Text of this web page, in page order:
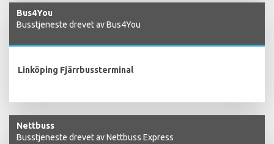
Bus4You
Busstjeneste drevet av Bus4You
Linköping Fjärrbussterminal
Nettbuss
Busstjeneste drevet av Nettbuss Express